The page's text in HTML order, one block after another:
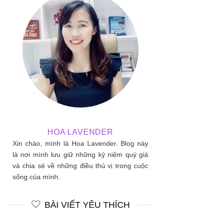
Chiều hôm đó, tôi phải tổ chức một cuộc họp rất căng thẳng để xử
HOA LAVENDER
Xin chào, mình là Hoa Lavender. Blog này
là nơi mình lưu giữ những kỷ niệm quý giá
và chia sẻ về những điều thú vị trong cuộc
sống của mình.
BÀI VIẾT YÊU THÍCH